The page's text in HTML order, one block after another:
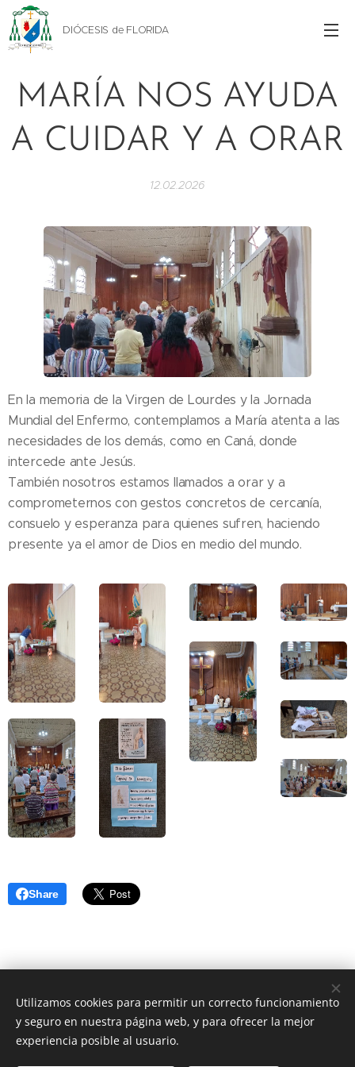
DIÓCESIS de FLORIDA
MARÍA NOS AYUDA
A CUIDAR Y A ORAR
12.02.2026
En la memoria de la Virgen de Lourdes y la Jornada
Mundial del Enfermo, contemplamos a María atenta a las
necesidades de los demás, como en Caná, donde
intercede ante Jesús.
También nosotros estamos llamados a orar y a
comprometernos con gestos concretos de cercanía,
consuelo y esperanza para quienes sufren, haciendo
presente ya el amor de Dios en medio del mundo.
Share
Utilizamos cookies para permitir un correcto funcionamiento
y seguro en nuestra página web, y para ofrecer la mejor
experiencia posible al usuario.